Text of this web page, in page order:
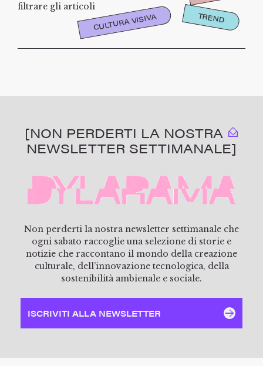
filtrare gli articoli
CULTURA VISIVA TREND
[NON PERDERTI LA NOSTRA
NEWSLETTER SETTIMANALE]
Non perderti la nostra newsletter settimanale che
ogni sabato raccoglie una selezione di storie e
notizie che raccontano il mondo della creazione
culturale, dell’innovazione tecnologica, della
sostenibilità ambienale e sociale.
ISCRIVITI ALLA NEWSLETTER